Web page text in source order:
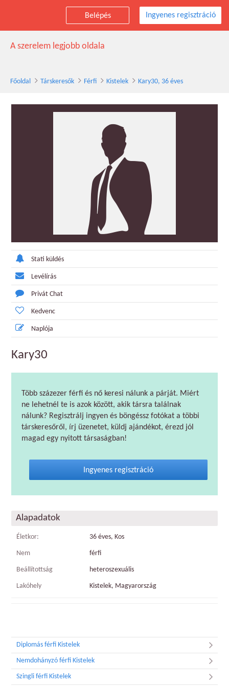
Belépés Ingyenes regisztráció
Kary30 társkereső férfi, 36 éves, Kistelek
A szerelem legjobb oldala
Főoldal Társkeresők Férfi Kistelek Kary30, 36 éves
Stati küldés
Levélírás
Privát Chat
Kedvenc
Naplója
Kary30
Több százezer férfi és nő keresi nálunk a párját. Miért
ne lehetnél te is azok között, akik társra találnak
nálunk? Regisztrálj ingyen és böngéssz fotókat a többi
társkeresőről, írj üzenetet, küldj ajándékot, érezd jól
magad egy nyitott társaságban!
Ingyenes regisztráció
Alapadatok
Életkor: 36 éves, Kos
Nem férfi
Beállítottság heteroszexuális
Lakóhely Kistelek, Magyarország
Diplomás férfi Kistelek
Nemdohányzó férfi Kistelek
Szingli férfi Kistelek